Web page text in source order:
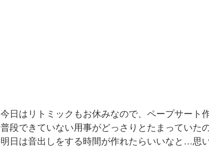
今日はリトミックもお休みなので、ペープサート
普段できていない用事がどっさりとたまっていた
明日は音出しをする時間が作れたらいいなと…思い